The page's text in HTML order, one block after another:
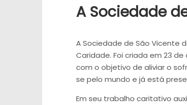
A Sociedade
A Sociedade de São Vicente
Caridade. Foi criada em 23
com o objetivo de aliviar o
se pelo mundo e já está
Em seu trabalho caritativo